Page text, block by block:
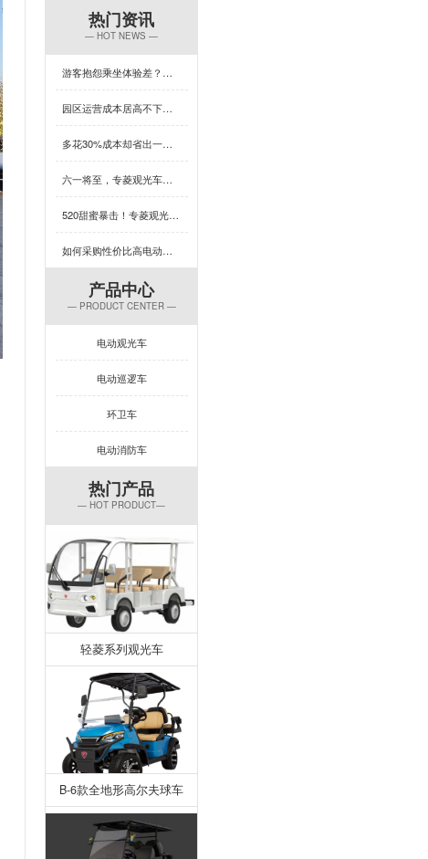
热门资讯
— HOT NEWS —
游客抱怨乘坐体验差？一台专菱电动旅游观光车，打造回头率100%的舒适旅程！
园区运营成本居高不下？这款用五菱配件的观光车，耐用又省心，速看！
多花30%成本却省出一台车的钱？这款观光车凭什么颠覆性价比认知？
六一将至，专菱观光车为你的乐园增添欢乐保障
520甜蜜暴击！专菱观光车整车焊接，用硬核实力守护浪漫旅程
如何采购性价比高电动旅游观光车？这几招必学
产品中心
— PRODUCT CENTER —
电动观光车
电动巡逻车
环卫车
电动消防车
热门产品
— HOT PRODUCT—
轻菱系列观光车
B-6款全地形高尔夫球车